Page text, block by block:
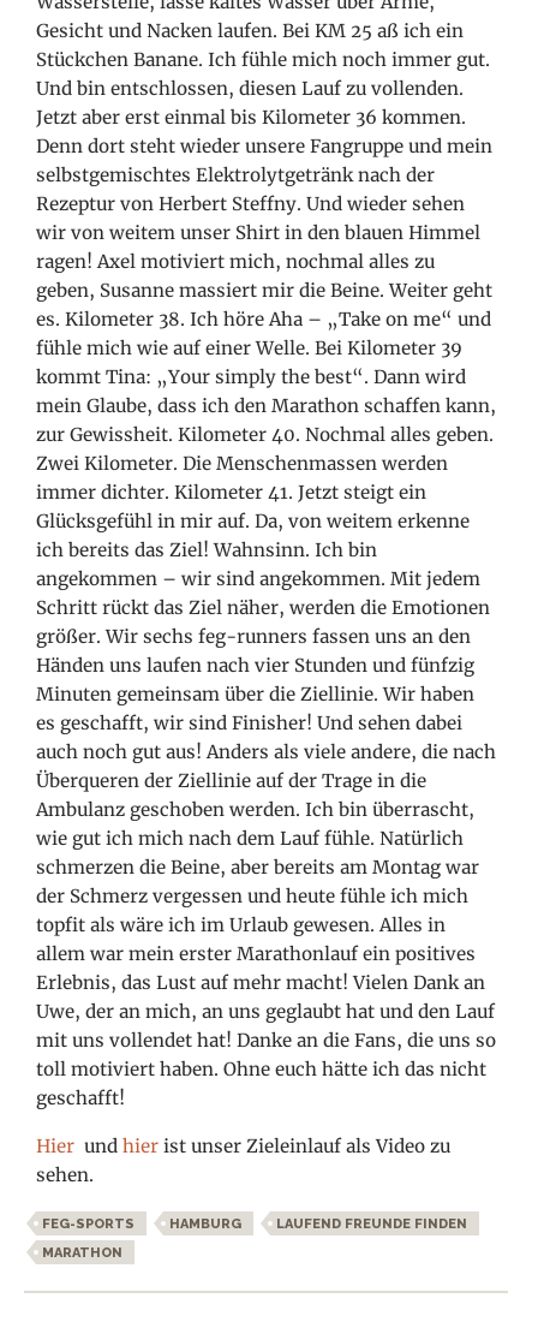
Gesicht und Nacken laufen. Bei KM 25 aß ich ein
Stückchen Banane. Ich fühle mich noch immer gut.
Und bin entschlossen, diesen Lauf zu vollenden.
Jetzt aber erst einmal bis Kilometer 36 kommen.
Denn dort steht wieder unsere Fangruppe und mein
selbstgemischtes Elektrolytgetränk nach der
Rezeptur von Herbert Steffny. Und wieder sehen
wir von weitem unser Shirt in den blauen Himmel
ragen! Axel motiviert mich, nochmal alles zu
geben, Susanne massiert mir die Beine. Weiter geht
es. Kilometer 38. Ich höre Aha – „Take on me“ und
fühle mich wie auf einer Welle. Bei Kilometer 39
kommt Tina: „Your simply the best“. Dann wird
mein Glaube, dass ich den Marathon schaffen kann,
zur Gewissheit. Kilometer 40. Nochmal alles geben.
Zwei Kilometer. Die Menschenmassen werden
immer dichter. Kilometer 41. Jetzt steigt ein
Glücksgefühl in mir auf. Da, von weitem erkenne
ich bereits das Ziel! Wahnsinn. Ich bin
angekommen – wir sind angekommen. Mit jedem
Schritt rückt das Ziel näher, werden die Emotionen
größer. Wir sechs feg-runners fassen uns an den
Händen uns laufen nach vier Stunden und fünfzig
Minuten gemeinsam über die Ziellinie. Wir haben
es geschafft, wir sind Finisher! Und sehen dabei
auch noch gut aus! Anders als viele andere, die nach
Überqueren der Ziellinie auf der Trage in die
Ambulanz geschoben werden. Ich bin überrascht,
wie gut ich mich nach dem Lauf fühle. Natürlich
schmerzen die Beine, aber bereits am Montag war
der Schmerz vergessen und heute fühle ich mich
topfit als wäre ich im Urlaub gewesen. Alles in
allem war mein erster Marathonlauf ein positives
Erlebnis, das Lust auf mehr macht! Vielen Dank an
Uwe, der an mich, an uns geglaubt hat und den Lauf
mit uns vollendet hat! Danke an die Fans, die uns so
toll motiviert haben. Ohne euch hätte ich das nicht
geschafft!
Hier undhier ist unser Zieleinlauf als Video zu
sehen.
FEG-SPORTS HAMBURG
LAUFEND FREUNDE FINDEN
MARATHON